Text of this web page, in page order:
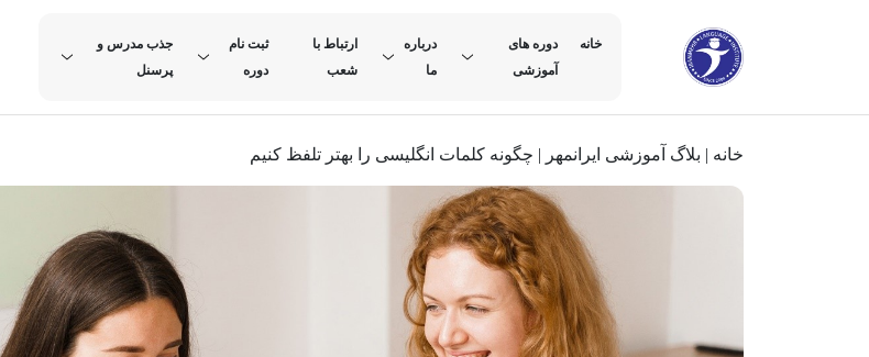
خانه
دوره های
آموزشی
درباره
ما
ارتباط با
شعب
ثبت نام
دوره
جذب مدرس و
پرسنل
خانه | بلاگ آموزشی ایرانمهر | چگونه کلمات انگلیسی را بهتر تلفظ کنیم